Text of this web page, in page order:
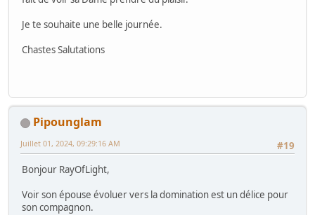
Je te souhaite une belle journée.
Chastes Salutations
Pipounglam
#19
Juillet 01, 2024, 09:29:16 AM
Bonjour RayOfLight,
Voir son épouse évoluer vers la domination est un délice pour
son compagnon.